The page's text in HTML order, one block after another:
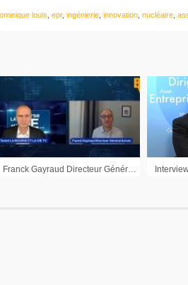
louis epr, ingénierie innovation nucléaire